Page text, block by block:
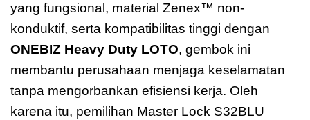
yang fungsional, material Zenex™ non-
konduktif, serta kompatibilitas tinggi dengan
ONEBIZ Heavy Duty LOTO, gembok ini
membantu perusahaan menjaga keselamatan
tanpa mengorbankan efisiensi kerja. Oleh
karena itu, pemilihan Master Lock S32BLU